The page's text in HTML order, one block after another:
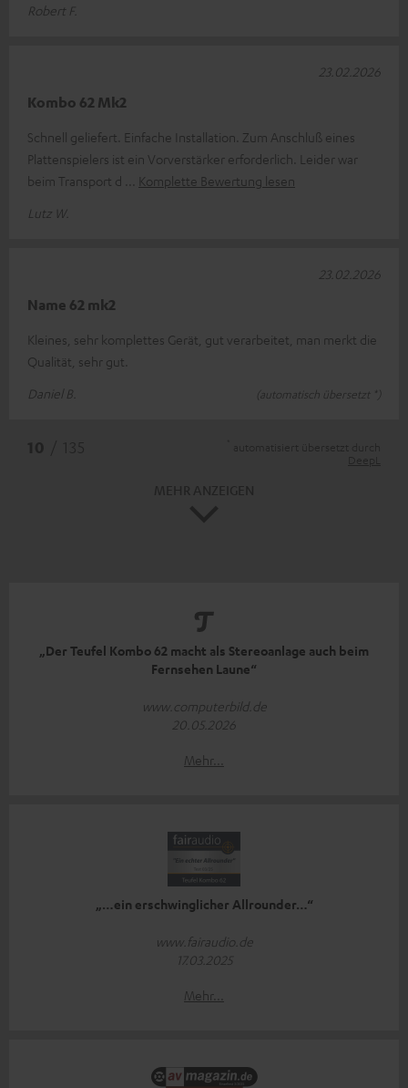
Robert F.
Kombo 62 Mk2
Schnell geliefert. Einfache Installation. Zum Anschluß eines
Plattenspielers ist ein Vorverstärker erforderlich. Leider war
beim Transport d
Komplette Bewertung lesen
Lutz W.
23.02.2026
Name 62 mk2
Kleines, sehr komplettes Gerät, gut verarbeitet, man merkt die
Qualität, sehr gut.
Daniel B.
(automatisch übersetzt *)
23.02.2026
„Der Teufel Kombo 62 macht als Stereoanlage auch beim
Fernsehen Laune“
www.computerbild.de
20.05.2026
Mehr...
„…ein erschwinglicher Allrounder…“
www.fairaudio.de
17.03.2025
Mehr...